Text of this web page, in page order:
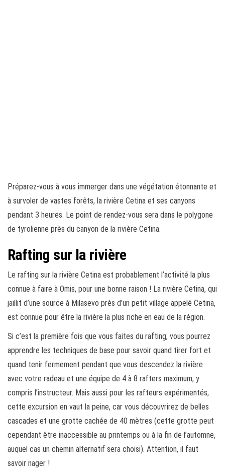
Préparez-vous à vous immerger dans une végétation étonnante et
à survoler de vastes forêts, la rivière Cetina et ses canyons
pendant 3 heures. Le point de rendez-vous sera dans le polygone
de tyrolienne près du canyon de la rivière Cetina.
Rafting sur la rivière
Le rafting sur la rivière Cetina est probablement l’activité la plus
connue à faire à Omis, pour une bonne raison ! La rivière Cetina, qui
jaillit d’une source à Milasevo près d’un petit village appelé Cetina,
est connue pour être la rivière la plus riche en eau de la région.
Si c’est la première fois que vous faites du rafting, vous pourrez
apprendre les techniques de base pour savoir quand tirer fort et
quand tenir fermement pendant que vous descendez la rivière
avec votre radeau et une équipe de 4 à 8 rafters maximum, y
compris l’instructeur. Mais aussi pour les rafteurs expérimentés,
cette excursion en vaut la peine, car vous découvrirez de belles
cascades et une grotte cachée de 40 mètres (cette grotte peut
cependant être inaccessible au printemps ou à la fin de l’automne,
auquel cas un chemin alternatif sera choisi). Attention, il faut
savoir nager !